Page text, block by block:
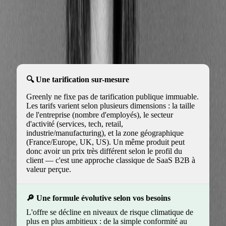
Pourquoi choisir Greenly pour réaliser votre Bilan
Une tarification sur-mesure
Greenly ne fixe pas de tarification publique immuable.
Les tarifs varient selon plusieurs dimensions : la taille
de l'entreprise (nombre d'employés), le secteur
d'activité (services, tech, retail,
industrie/manufacturing), et la zone géographique
(France/Europe, UK, US). Un même produit peut
donc avoir un prix très différent selon le profil du
client — c'est une approche classique de SaaS B2B à
valeur perçue.
Une formule évolutive selon vos besoins
L'offre se décline en niveaux de risque climatique de
plus en plus ambitieux : de la simple conformité au